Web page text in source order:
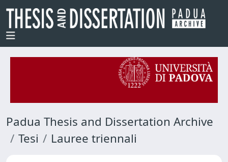
Padua Thesis and Dissertation Archive
Tesi
Lauree triennali